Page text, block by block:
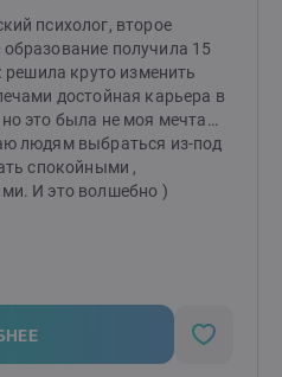
их под свой контроль,
для
состояния в
от простого факта
дарить и
психолог, второе
получила 15
решила круто изменить
достойная карьера в
это была не моя мечта…
людям выбраться из-под
спокойными ,
И это волшебно )